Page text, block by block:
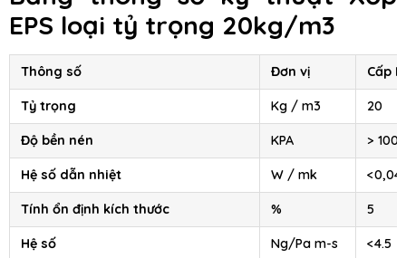
EPS loại tỷ trọng 20kg/m3
Thông số Đơn vị Cấp II
Tỷ trọng Kg / m3 20
Độ bền nén KPA > 100
Hệ số dẫn nhiệt W / mk
Tính ổn định kích thước % 5
Hệ số Ng/Pa m-s <4.5